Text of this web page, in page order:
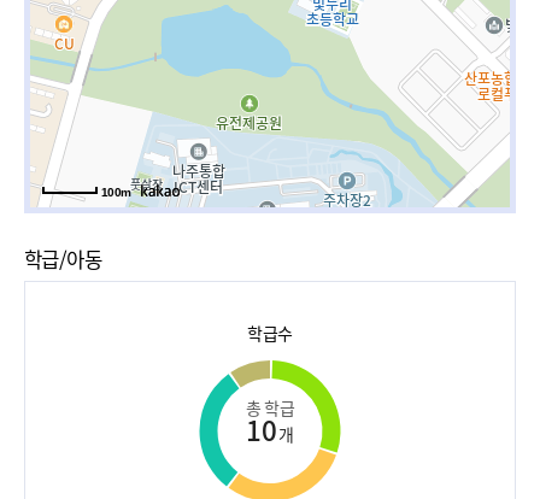
100m
학급/아동
학급수
총 학급
10개